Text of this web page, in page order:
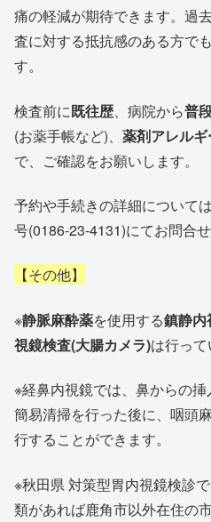
痛の軽減が期待できます。過
査に対する抵抗感のある方で
す。
検査前に既往歴 、病院から普
(お薬手帳など)、 薬剤アレル
で、ご確認をお願いします。
予約や手続きの詳細について
号(0186-23-4131)にてお問合せ
【その他】
※静脈麻酔薬を使用する鎮静内
視鏡検査(大腸カメラ)は行って
※経鼻内視鏡では、鼻からの
簡易清掃を行った後に、咽頭
行することができます。
※秋田県 対策型胃内視鏡検診
類があれば鹿角市以外在住の